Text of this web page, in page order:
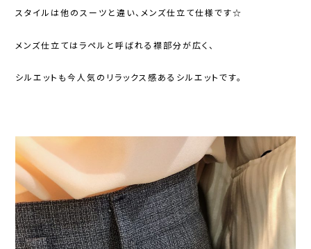
スタイルは他のスーツと違い、メンズ仕立て仕様です☆
メンズ仕立てはラペルと呼ばれる襟部分が広く、
シルエットも今人気のリラックス感あるシルエットです。